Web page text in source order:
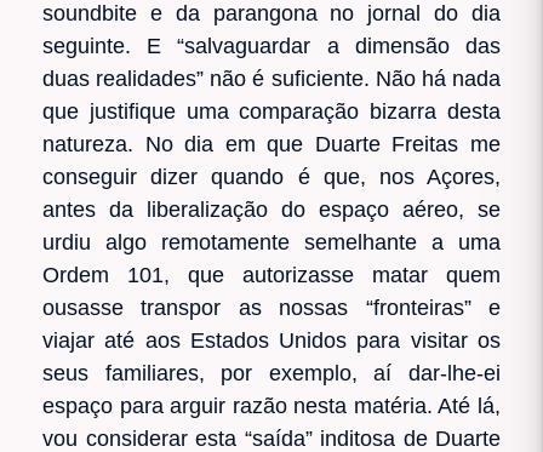
soundbite e da parangona no jornal do dia
seguinte. E “salvaguardar a dimensão das
duas realidades” não é suficiente. Não há nada
que justifique uma comparação bizarra desta
natureza. No dia em que Duarte Freitas me
conseguir dizer quando é que, nos Açores,
antes da liberalização do espaço aéreo, se
urdiu algo remotamente semelhante a uma
Ordem 101, que autorizasse matar quem
ousasse transpor as nossas “fronteiras” e
viajar até aos Estados Unidos para visitar os
seus familiares, por exemplo, aí dar-lhe-ei
espaço para arguir razão nesta matéria. Até lá,
vou considerar esta “saída” inditosa de Duarte